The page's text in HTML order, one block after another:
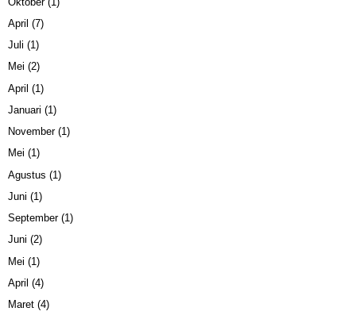
April (7)
Juli (1)
Mei (2)
April (1)
Januari (1)
November(1)
Mei (1)
Agustus (1)
Juni (1)
September(1)
Juni (2)
Mei (1)
April (4)
Maret (4)